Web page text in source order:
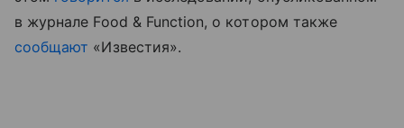
в журнале Food & Function, о котором также
сообщают «Известия».